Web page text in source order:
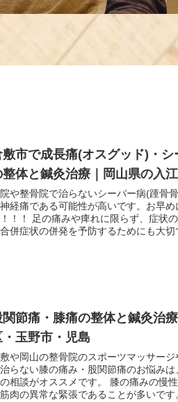
敷市で成長痛(オスグッド)・
整体と鍼灸治療｜岡山県の入
や整骨院で治らないシーバー病(踵骨
経痛である可能性が高いです。お早め
！！ 足の痛みや痺れに限らず、症状
併症状の併発を予防するためにも大
関節痛・膝痛の整体と鍼灸治
・玉野市・児島
や岡山の整骨院のスポーツマッサー
らない膝の痛み・股関節痛のお悩み
相談がオススメです。 膝の痛みの慢
肉の異常な緊張であることが多いで